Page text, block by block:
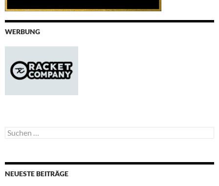
WERBUNG
Suchen
nach:
NEUESTE BEITRÄGE